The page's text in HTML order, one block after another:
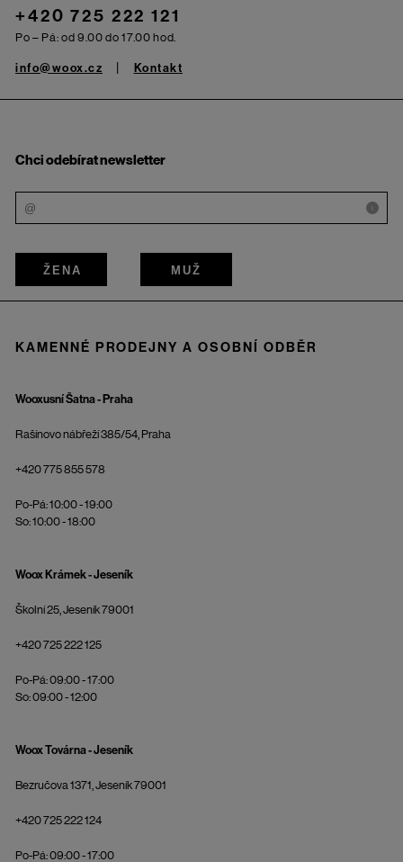
+420 725 222 121
Po – Pá: od 9.00 do 17.00 hod.
info@woox.cz Kontakt
Chci odebírat newsletter
i
ŽENA MUŽ
KAMENNÉ PRODEJNY A OSOBNÍ ODBĚR
Wooxusní Šatna - Praha
Rašínovo nábřeží 385/54, Praha
+420 775 855 578
Po-Pá: 10:00 - 19:00
So: 10:00 - 18:00
Woox Krámek - Jeseník
Školní 25, Jeseník 79001
+420 725 222 125
Po-Pá: 09:00 - 17:00
So: 09:00 - 12:00
Woox Továrna - Jeseník
Bezručova 1371, Jeseník 79001
+420 725 222 124
Po-Pá: 09:00 - 17:00